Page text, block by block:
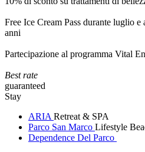
Free Ice Cream Pass durante luglio
anni
Partecipazione al programma Vital
Best rate
guaranteed
Stay
ARIA Retreat & SPA
Parco San Marco Lifestyle
Dependence Del Parco